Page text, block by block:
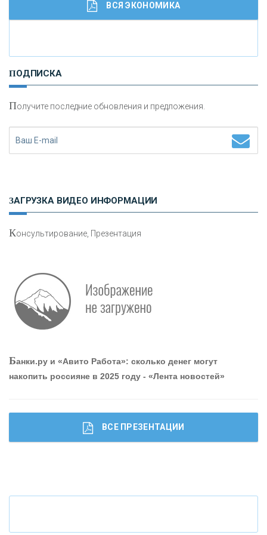
Работа мечты. Что банки делают для того, чтобы
привлечь и удержать персонал - «Интервью»
И
сохранения и увеличения капитала
Что будет с наличными деньгами при цифровом
ВСЯ ЭКОНОМИКА
ПОДПИСКА
Получите последние обновления и предложения.
ЗАГРУЗКА ВИДЕО ИНФОРМАЦИИ
Консультирование, Презентация
Банки.ру и «Авито Работа»: сколько денег могут
накопить россияне в 2025 году - «Лента новостей»
ВСЕ ПРЕЗЕНТАЦИИ